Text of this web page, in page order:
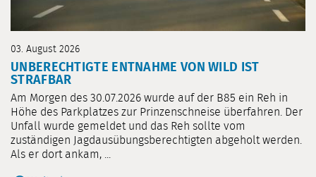
03. August 2026
UNBERECHTIGTE ENTNAHME VON WILD IST
STRAFBAR
Am Morgen des 30.07.2026 wurde auf der B85 ein Reh in
Höhe des Parkplatzes zur Prinzenschneise überfahren. Der
Unfall wurde gemeldet und das Reh sollte vom
zuständigen Jagdausübungsberechtigten abgeholt werden.
Als er dort ankam, ...